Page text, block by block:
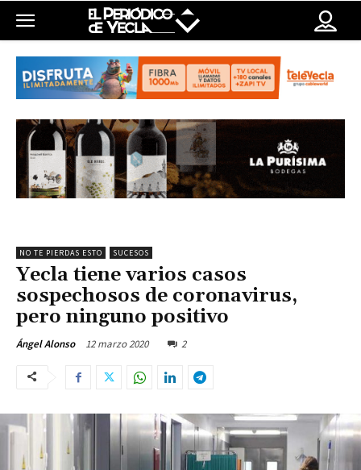
NO TE PIERDAS ESTO SUCESOS
Yecla tiene varios casos
sospechosos de coronavirus,
pero ninguno positivo
Ángel Alonso 12 marzo 2020 2